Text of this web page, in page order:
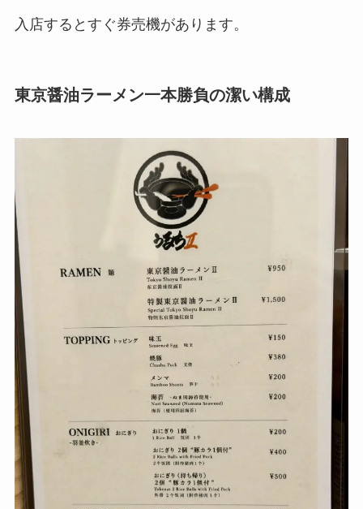
入店するとすぐ券売機があります。
東京醤油ラーメン一本勝負の潔い構成